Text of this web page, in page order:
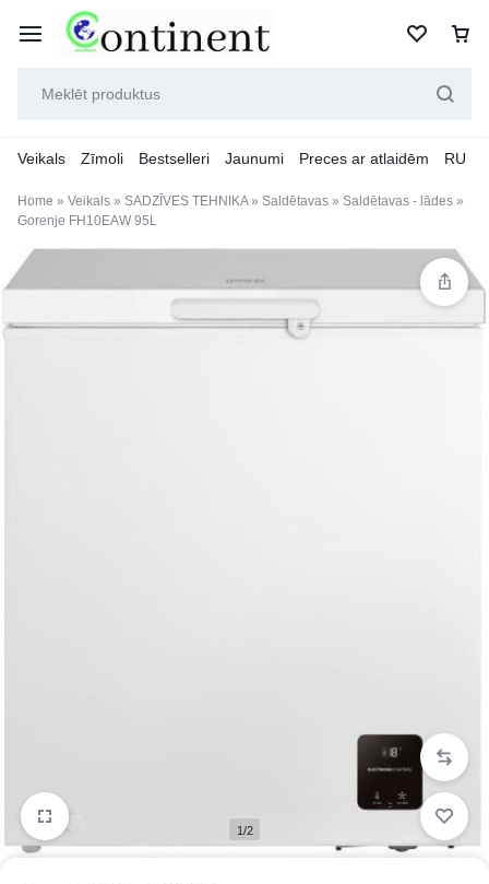
Veikals Zīmoli Bestselleri Jaunumi Preces ar atlaidēm RU
Home » Veikals » SADZĪVES TEHNIKA» Saldētavas » Saldētavas - lādes »
Gorenje FH10EAW 95L
1/2